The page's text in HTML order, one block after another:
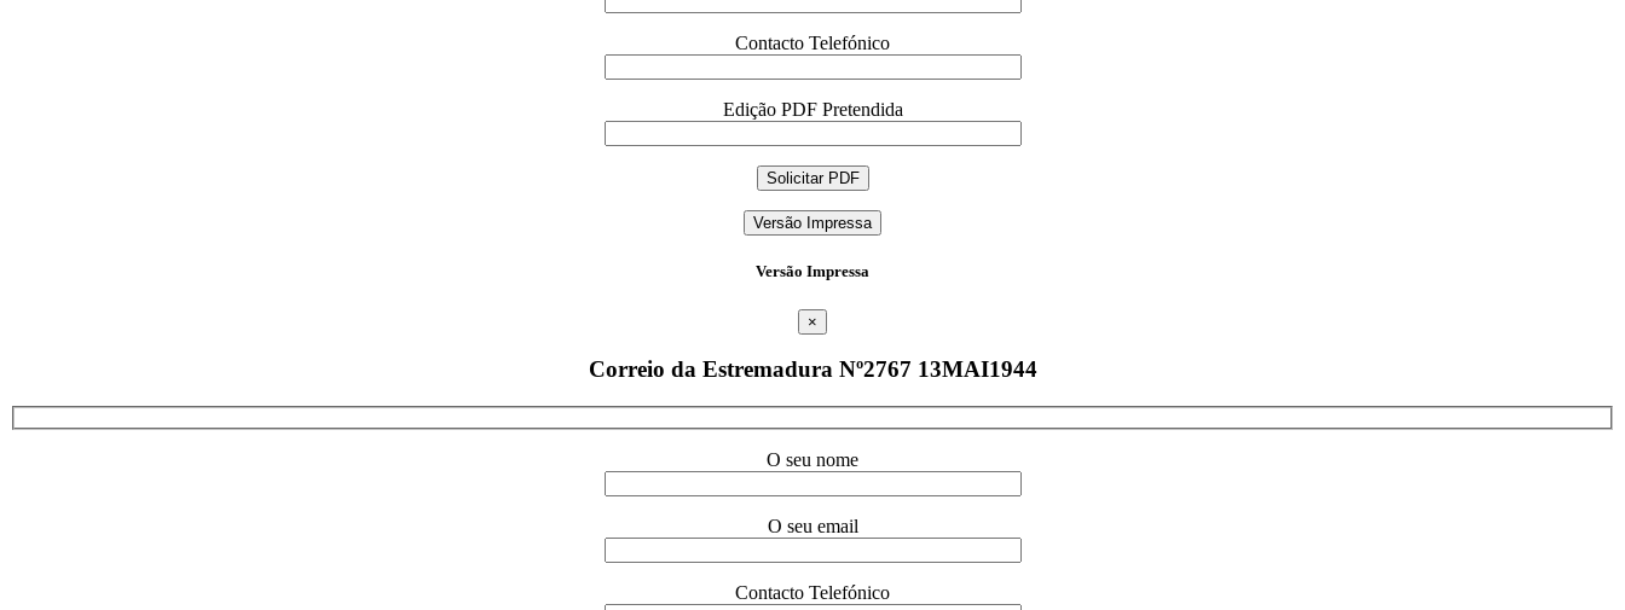
Contacto Telefónico
Edição PDF Pretendida
Versão Impressa
Versão Impressa
×
Correio da Estremadura Nº2767 13MAI1944
O seu nome
O seu email
Contacto Telefónico